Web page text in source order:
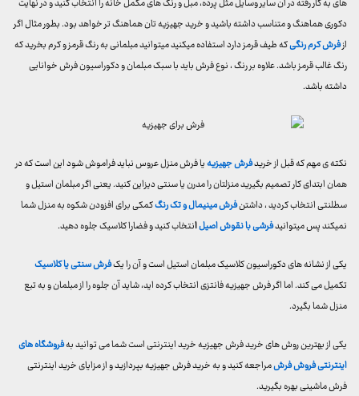
دکوری هماهنگ و متناسب داشته باشید و خرید جهیزیه تان هماهنگ تر خواهد بود. بطور مثال اگر
ازفرش کرم رنگیکه طیف قرمز دارد استفاده میکنید میتوانید مبلمانی به رنگ قرمز و کرم بخرید که
رنگ غالب قرمز باشد. علاوه بر رنگ ، نوع فرش باید با سبک مبلمان و دکوراسیون فرش خوانایی
داشته باشد.
نکته ی مهم که قبل از خریدفرش جهیزیهیا فرش منزل عروس نباید فراموش شود این است که در
همان ابتدای کار تصمیم بگیرید منزلتان را مدرن یا سنتی دیزاین کنید. یعنی اگر مبلمان استیل و
سطلنتی انتخاب کردید ، داشتنفرش مینیمال و تک رنگکمکی برای افزودن شکوه به منزل شما
نمیکند پس میتوانیدفرشی با نقوش اصیلانتخاب کنید و فضارا کلاسیک جلوه دهید.
یکی از نشانه های دکوراسیون کلاسیک مبلمان استیل است و آن را یکفرش سنتی یا کلاسیک
تکمیل می کند. اما اگر فرش جهیزیه فانتزی انتخاب کرده اید، شاید آن جلوه را از مبلمان و به تبع
منزل شما بگیرد.
یکی از بهترین روش های خرید فرش جهیزیه خرید اینترنتی است شما می توانید بهفروشگاه های
اینترنتی فروش فرشمراجعه کنید و به خرید فرش جهیزیه بپردازید و از مزایای خرید اینترنتی
فرش ماشینی بهره بگیرید.